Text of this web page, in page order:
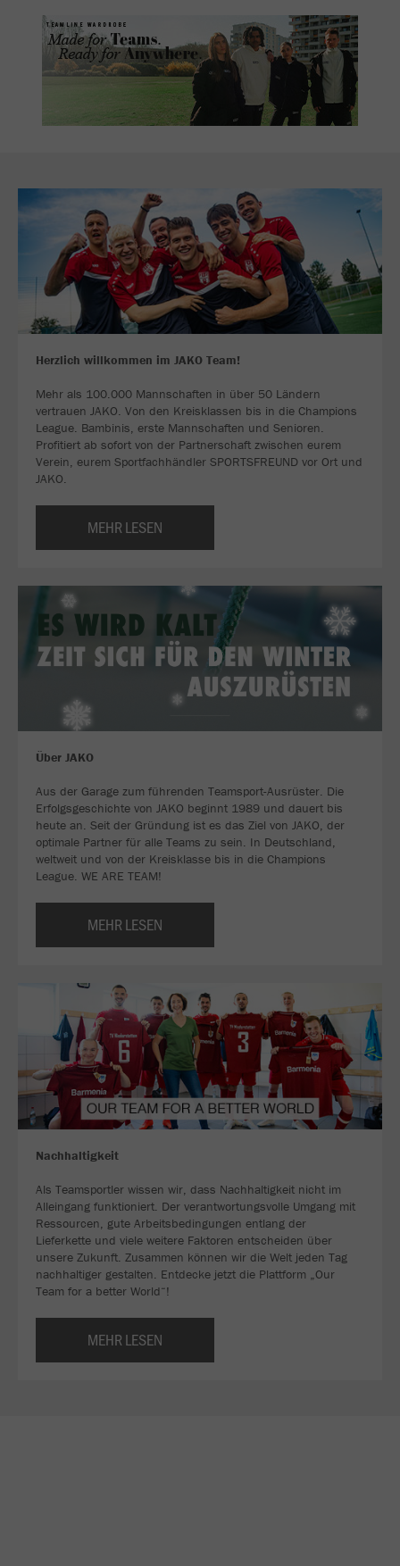
Herzlich willkommen im JAKO Team!
Mehr als 100.000 Mannschaften in über 50 Ländern
vertrauen JAKO. Von den Kreisklassen bis in die Champions
League. Bambinis, erste Mannschaften und Senioren.
Profitiert ab sofort von der Partnerschaft zwischen eurem
Verein, eurem Sportfachhändler SPORTSFREUND vor Ort und
JAKO.
MEHR LESEN
Über JAKO
Aus der Garage zum führenden Teamsport-Ausrüster. Die
Erfolgsgeschichte von JAKO beginnt 1989 und dauert bis
heute an. Seit der Gründung ist es das Ziel von JAKO, der
optimale Partner für alle Teams zu sein. In Deutschland,
weltweit und von der Kreisklasse bis in die Champions
League. WE ARE TEAM!
MEHR LESEN
Nachhaltigkeit
Als Teamsportler wissen wir, dass Nachhaltigkeit nicht im
Alleingang funktioniert. Der verantwortungsvolle Umgang mit
Ressourcen, gute Arbeitsbedingungen entlang der
Lieferkette und viele weitere Faktoren entscheiden über
unsere Zukunft. Zusammen können wir die Welt jeden Tag
nachhaltiger gestalten. Entdecke jetzt die Plattform „Our
Team for a better World“!
MEHR LESEN